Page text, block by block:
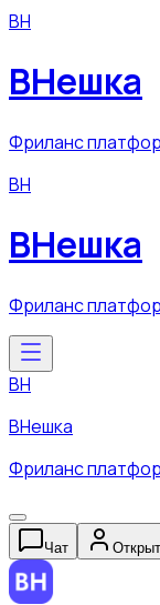
ВН
ВНешка
Фриланс
ВН
ВНешка
Фриланс
ВН
ВНешка
Фриланс
Чат